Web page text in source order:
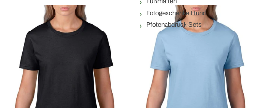
Fotogeschenke Hund
Pfotenabdruck-Sets